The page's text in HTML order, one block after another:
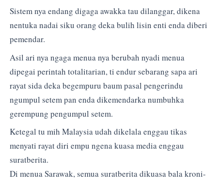
Sistem nya endang digaga awakka tau dilanggar, dikena
nentuka nadai siku orang deka bulih lisin enti enda diberi
pemendar.
Asil ari nya ngaga menua nya berubah nyadi menua
dipegai perintah totalitarian, ti endur sebarang sapa ari
rayat sida deka begempuru baum pasal pengerindu
ngumpul setem pan enda dikemendarka numbuhka
gerempung pengumpul setem.
Ketegal tu mih Malaysia udah dikelala enggau tikas
menyati rayat diri empu ngena kuasa media enggau
suratberita.
Di menua Sarawak, semua suratberita dikuasa bala kroni-